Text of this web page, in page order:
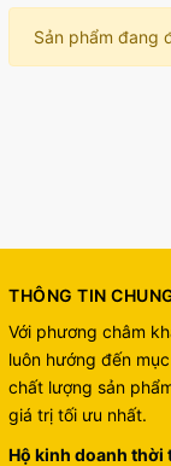
Sản phẩm đang
THÔNG TIN
Với phương châm
luôn hướng đến
chất lượng sản
giá trị tối ưu nhất.
Hộ kinh doanh thời